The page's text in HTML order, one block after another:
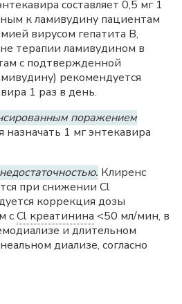
составляет 0,5 мг 1
к ламивудину пациентам
вирусом гепатита В,
терапии ламивудином в
с подтвержденной
рекомендуется
1 раз в день.
поражением
1 мг энтекавира
Клиренс
при снижении Cl
коррекция дозы
сCl креатинина <50 мл/мин, в
и длительном
диализе, согласно